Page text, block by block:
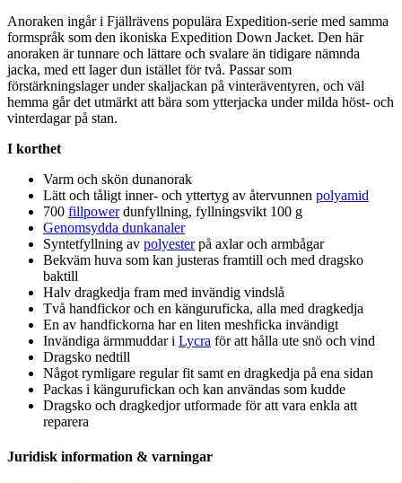
Anoraken ingår i Fjällrävens populära Expedition-serie med samma
formspråk som den ikoniska Expedition Down Jacket. Den här
anoraken är tunnare och lättare och svalare än tidigare nämnda
jacka, med ett lager dun istället för två. Passar som
förstärkningslager under skaljackan på vinteräventyren, och väl
hemma går det utmärkt att bära som ytterjacka under milda höst- och
vinterdagar på stan.
I korthet
Varm och skön dunanorak
Lätt och tåligt inner- och yttertyg av återvunnen polyamid
700 fillpowerdunfyllning, fyllningsvikt 100 g
Genomsydda dunkanaler
Syntetfyllning av polyesterpå axlar och armbågar
Bekväm huva som kan justeras framtill och med dragsko
baktill
Halv dragkedja fram med invändig vindslå
Två handfickor och en känguruficka, alla med dragkedja
En av handfickorna har en liten meshficka invändigt
Invändiga ärmmuddar i Lycra för att hålla ute snö och vind
Dragsko nedtill
Något rymligare regular fit samt en dragkedja på ena sidan
Packas i kängurufickan och kan användas som kudde
Dragsko och dragkedjor utformade för att vara enkla att
reparera
Juridisk information & varningar